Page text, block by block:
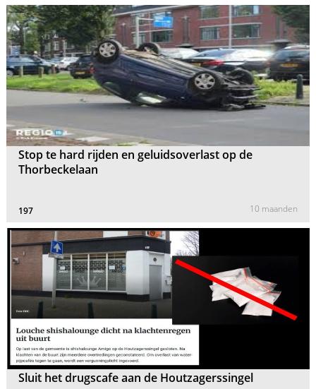
Stop te hard rijden en geluidsoverlast op de
Thorbeckelaan
197 10 maanden
Sluit het drugscafe aan de Houtzagerssingel